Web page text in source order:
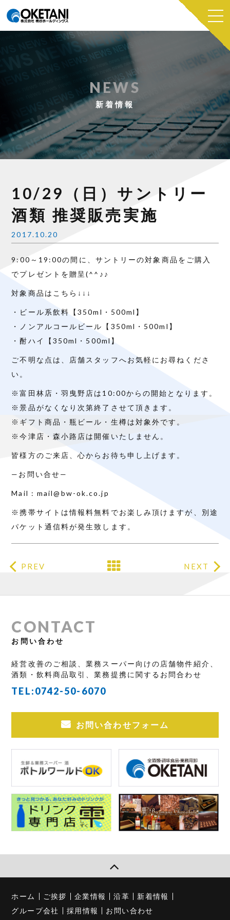
NEWS
新着情報
10/29（日）サントリー
酒類 推奨販売実施
2017.10.20
9:00～19:00の間に、サントリーの対象商品をご購入
でプレゼントを贈呈(^^♪♪
対象商品はこちら↓↓↓
・ビール系飲料【350ml・500ml】
・ノンアルコールビール【350ml・500ml】
・酎ハイ【350ml・500ml】
ご不明な点は、店舗スタッフへお気軽にお尋ねくださ
い。
※富田林店・羽曳野店は10:00からの開始となります。
※景品がなくなり次第終了させて頂きます。
※ギフト商品・瓶ビール・生樽は対象外です。
※今津店・森小路店は開催いたしません。
皆様方のご来店、心からお待ち申し上げます。
—お問い合せ—
Mail : mail@bw-ok.co.jp
※携帯サイトは情報料無料でお楽しみ頂けますが、別途
パケット通信料が発生致します。
PREV NEXT
CONTACT
お問い合わせ
経営改善のご相談、業務スーパー向けの店舗物件紹介、
酒類・飲料商品取引、業務提携に関するお問合わせ
TEL:0742-50-6070
お問い合わせフォーム
ホーム ご挨拶 企業情報 沿革
新着情報
グループ会社
採用情報 お問い合わせ